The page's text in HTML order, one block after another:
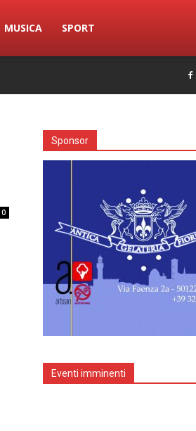
MUSICA SPORT
0
Sponsor
Eventi imminenti